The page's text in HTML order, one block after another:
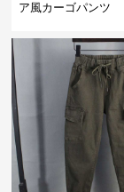
ア風カーゴパンツ